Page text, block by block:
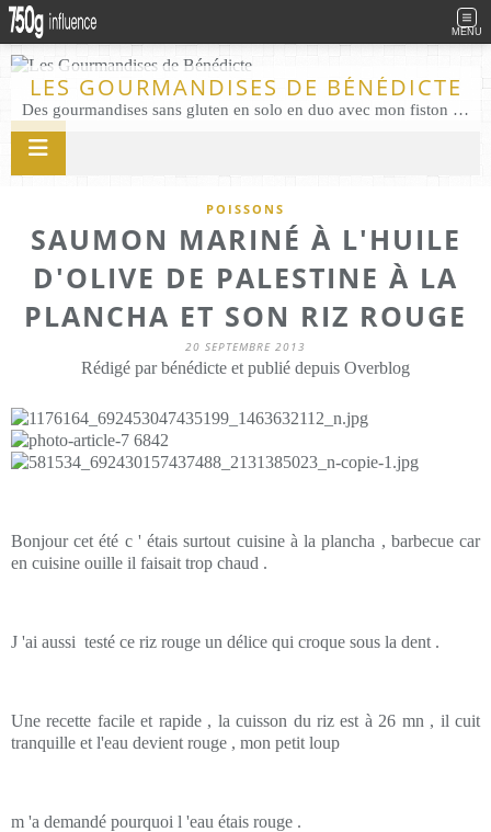
MENU
LES GOURMANDISES DE BÉNÉDICTE
Des gourmandises sans gluten en solo en duo avec mon fiston . Salé comme Sucré sans gluten éco responsable Les Gourmandises de Bénédicte gâteau produits locaux
POISSONS
SAUMON MARINÉ À L'HUILE
D'OLIVE DE PALESTINE À LA
PLANCHA ET SON RIZ ROUGE
20 SEPTEMBRE 2013
Rédigé par bénédicte et publié depuis Overblog
Bonjour cet été c ' étais surtout cuisine à la plancha , barbecue car
en cuisine ouille il faisait trop chaud .
J 'ai aussi testé ce riz rouge un délice qui croque sous la dent .
Une recette facile et rapide , la cuisson du riz est à 26 mn , il cuit
tranquille et l'eau devient rouge , mon petit loup
m 'a demandé pourquoi l 'eau étais rouge .